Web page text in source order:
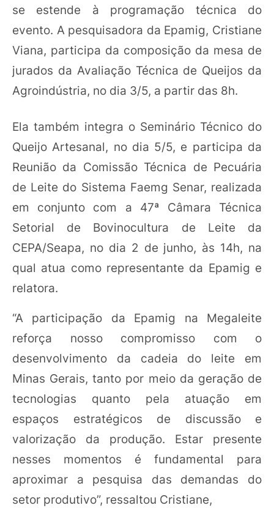
se estende à programação técnica do
evento. A pesquisadora da Epamig, Cristiane
Viana, participa da composição da mesa de
jurados da Avaliação Técnica de Queijos da
Agroindústria, no dia 3/5, a partir das 8h.
Ela também integra o Seminário Técnico do
Queijo Artesanal, no dia 5/5, e participa da
Reunião da Comissão Técnica de Pecuária
de Leite do Sistema Faemg Senar, realizada
em conjunto com a 47ª Câmara Técnica
Setorial de Bovinocultura de Leite da
CEPA/Seapa, no dia 2 de junho, às 14h, na
qual atua como representante da Epamig e
relatora.
“A participação da Epamig na Megaleite
reforça nosso compromisso com o
desenvolvimento da cadeia do leite em
Minas Gerais, tanto por meio da geração de
tecnologias quanto pela atuação em
espaços estratégicos de discussão e
valorização da produção. Estar presente
nesses momentos é fundamental para
aproximar a pesquisa das demandas do
setor produtivo”, ressaltou Cristiane,